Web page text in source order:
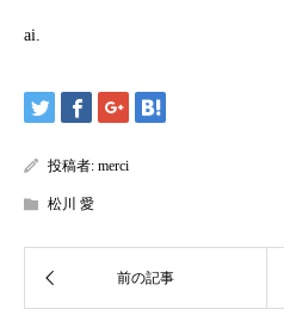
ai.
投稿者: merci
松川 愛